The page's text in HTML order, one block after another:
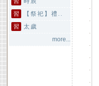
習
【祭祀】禮..
習
太歲
more...